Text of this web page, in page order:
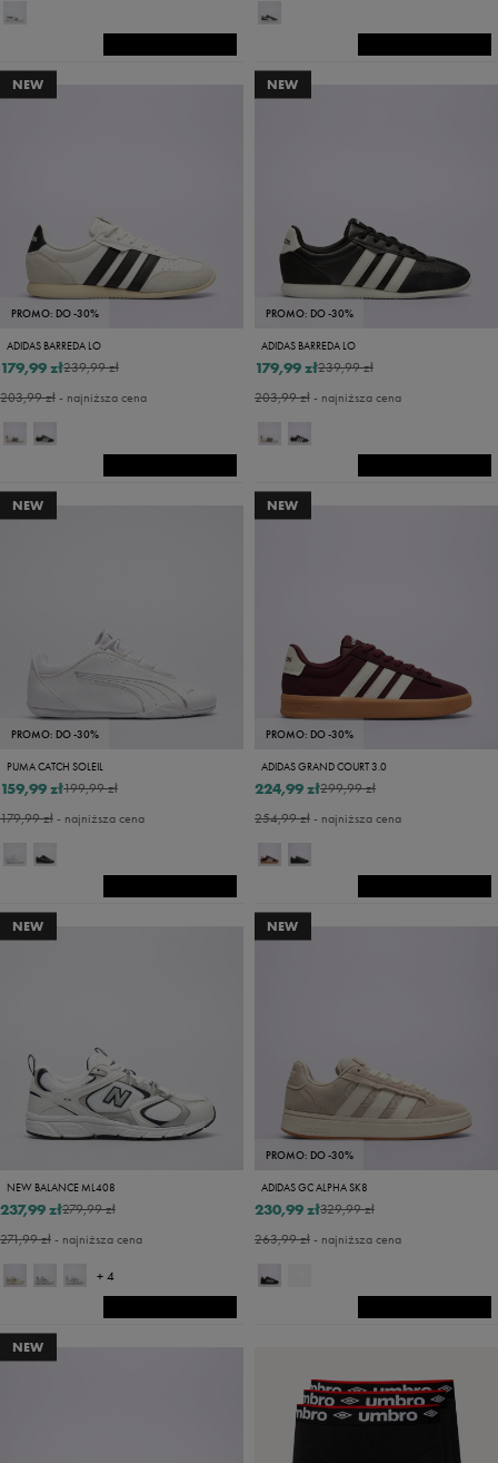
NEW
PROMO: DO -30%
ADIDAS BARREDA LO
239,99 zł
179,99 zł
203,99 zł- najniższa cena
NEW
PROMO: DO -30%
ADIDAS BARREDA LO
239,99 zł
179,99 zł
203,99 zł- najniższa cena
NEW
PROMO: DO -30%
PUMA CATCH SOLEIL
199,99 zł
159,99 zł
179,99 zł- najniższa cena
NEW
PROMO: DO -30%
ADIDAS GRAND COURT 3.0
299,99 zł
224,99 zł
254,99 zł- najniższa cena
NEW
NEW BALANCE ML408
279,99 zł
237,99 zł
271,99 zł- najniższa cena
+ 4
NEW
PROMO: DO -30%
ADIDAS GC ALPHA SK8
329,99 zł
230,99 zł
263,99 zł- najniższa cena
NEW